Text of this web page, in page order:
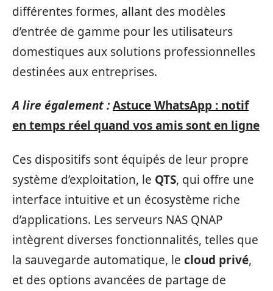
différentes formes, allant des modèles
d’entrée de gamme pour les utilisateurs
domestiques aux solutions professionnelles
destinées aux entreprises.
A lire également :Astuce WhatsApp : notif
en temps réel quand vos amis sont en ligne
Ces dispositifs sont équipés de leur propre
système d’exploitation, le QTS, qui offre une
interface intuitive et un écosystème riche
d’applications. Les serveurs NAS QNAP
intègrent diverses fonctionnalités, telles que
la sauvegarde automatique, le cloud privé,
et des options avancées de partage de